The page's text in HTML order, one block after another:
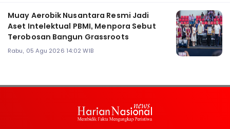
Muay Aerobik Nusantara Resmi Jadi
Aset Intelektual PBMI, Menpora Sebut
Terobosan Bangun Grassroots
Rabu, 05 Agu 2026 14:02 WIB